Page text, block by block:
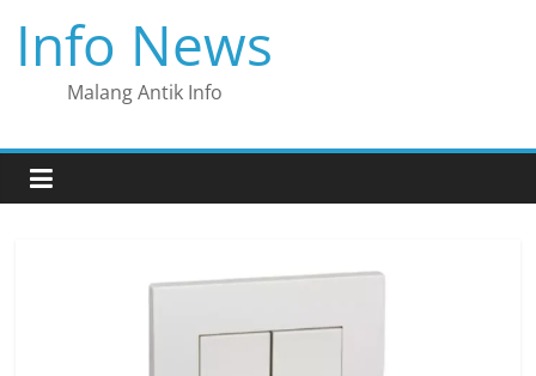
content
Info News
Malang Antik Info